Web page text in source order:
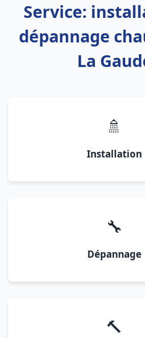
Service:
dépannage
La
🚿
Installation
🔧
Dépannage
🔨